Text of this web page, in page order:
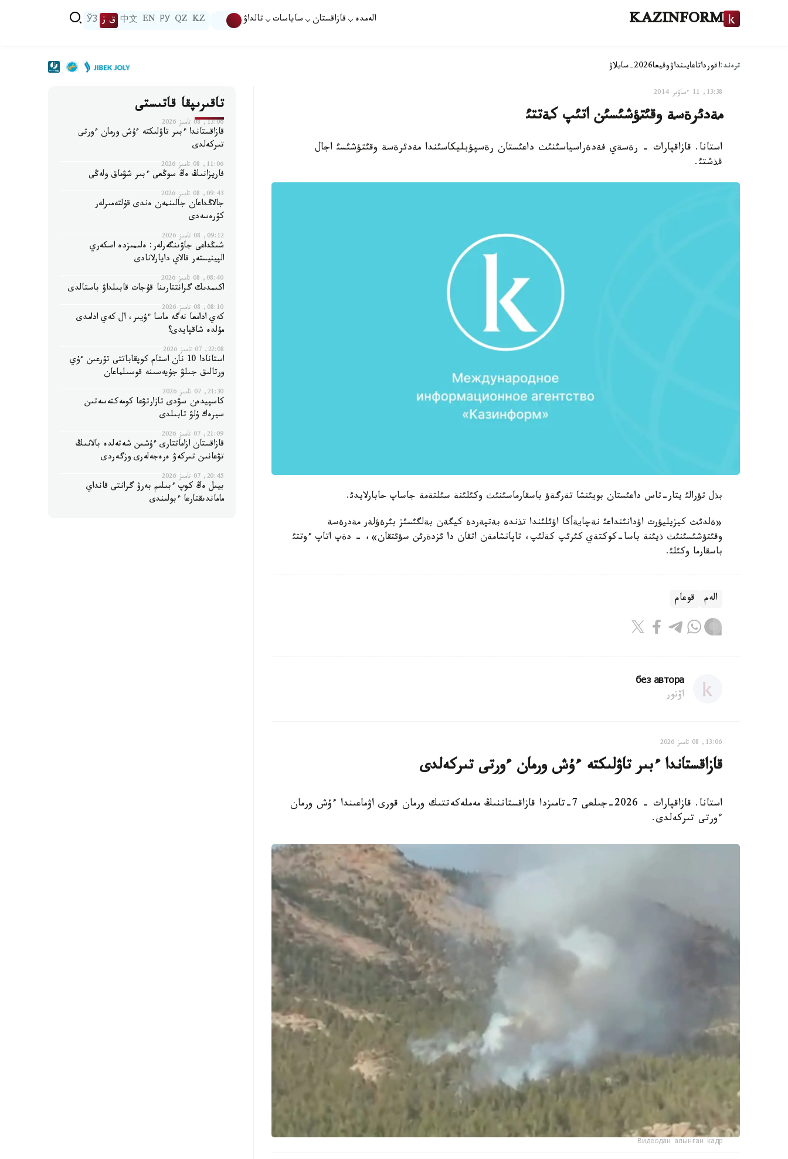
KAZINFORM الەمدە قازاقستان ساياسات تالداۋ KZ
QZ
РУ
EN
中文 ق ز ЎЗ
ترەند:اقورداتاعايىنداۋوقيعا2026-سايلاۋ
13:38, 11 ءساۋىر 2014
مةدئرةسة وقئتؤشئسئن اتئپ كةتتئ
استانا. قازاقپارات - رةسةي فةدةراسياسئنئث داعئستان رةسپؤبليكاسئندا مةدئرةسة وقئتؤشئسئ اجال
قذشتئ.
بذل تؤرالئ يتار-تاس داعئستان بويئنشا تةرگةؤ باسقارماسئنئث وكئلئنة سئلتةمة جاساپ حابارلايدئ.
«ةلدئث كيزيليؤرت اؤدانئنداعئ نةچايةأكا اؤئلئندا تذندة بةتپةردة كيگةن بةلگئسئز بئرةؤلةر مةدرةسة
وقئتؤشئسئنئث ذيئنة باسا-كوكتةي كئرئپ كةلئپ، تاپانشامةن اتقان دا ئزدةرئن سؤئتقان»، - دةپ اتاپ ءوتتئ
باسقارما وكئلئ.
الەم قوعام
без автора
اۆتور
13:06, 08 تامىز 2026
قازاقستاندا ءبىر تاۋلىكتە ءۇش ورمان ءورتى تىركەلدى
استانا. قازاقپارات - 2026-جىلعى 7-تامىزدا قازاقستاننىڭ مەملەكەتتىك ورمان قورى اۋماعىندا ءۇش ورمان
ءورتى تىركەلدى.
Видеодан алынған кадр
تاقىرىپقا قاتىستى
13:06, 08 تامىز 2026
قازاقستاندا ءبىر تاۋلىكتە ءۇش ورمان ءورتى
تىركەلدى
11:06, 08 تامىز 2026
فاريزانىڭ ەڭ سوڭعى ءبىر شۋماق ولەڭى
09:43, 08 تامىز 2026
جالاڭداعان جالىنمەن ەندى قۇلتەمىرلەر
كۇرەسەدى
09:12, 08 تامىز 2026
شىڭداعى جاۋىنگەرلەر: ەلىمىزدە اسكەري
الپينيستەر قالاي دايارلانادى
08:40, 08 تامىز 2026
اكىمدىك گرانتتارىنا قۇجات قابىلداۋ باستالدى
08:10, 08 تامىز 2026
كەي ادامعا نەگە ماسا ءۇيىر، ال كەي ادامدى
مۇلدە شاقپايدى؟
22:08, 07 تامىز 2026
استانادا 10 نان استام كوپقاباتتى تۇرعىن ءۇي
ورتالىق جىلۋ جۇيەسىنە قوسىلماعان
21:30, 07 تامىز 2026
كاسپيدەن سۋدى تازارتۋعا كومەكتەسەتىن
سيرەك ۇلۋ تابىلدى
21:09, 07 تامىز 2026
قازاقستان ازاماتتارى ءۇشىن شەتەلدە بالانىڭ
تۋعانىن تىركەۋ ەرەجەلەرى وزگەردى
20:45, 07 تامىز 2026
بيىل ەڭ كوپ ءبىلىم بەرۋ گرانتى قانداي
ماماندىقتارعا ءبولىندى